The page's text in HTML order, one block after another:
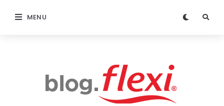
MENU